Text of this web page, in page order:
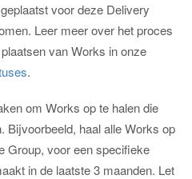
voor deze Delivery
Leer meer over het proces
van Works in onze
.
om Works op te halen die
Bijvoorbeeld, haal alle Works op
Group, voor een specifieke
in de laatste 3 maanden. Let